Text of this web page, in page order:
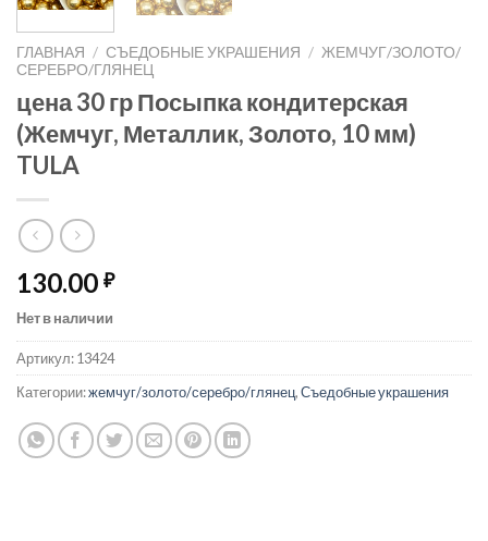
ГЛАВНАЯ / СЪЕДОБНЫЕ УКРАШЕНИЯ / ЖЕМЧУГ/ЗОЛОТО/
СЕРЕБРО/ГЛЯНЕЦ
цена 30 гр Посыпка кондитерская
(Жемчуг, Металлик, Золото, 10 мм)
TULA
130.00 ₽
Нет в наличии
Артикул:13424
Категории:жемчуг/золото/серебро/глянец,Съедобные украшения